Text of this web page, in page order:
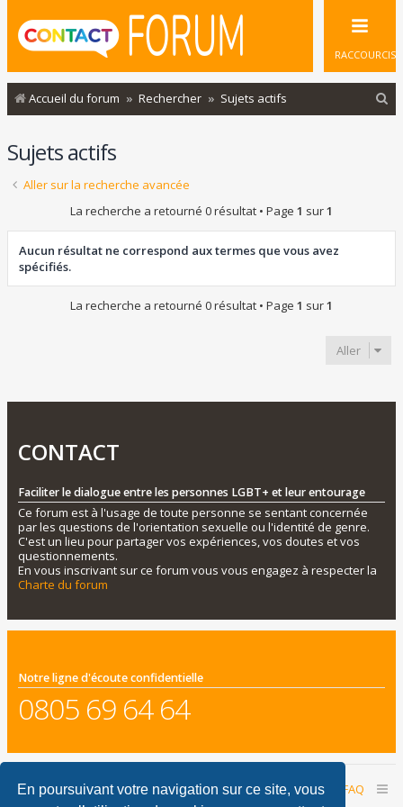
En poursuivant votre navigation sur ce site, vous
RACCOURCIS
Accueil du forum Rechercher Sujets actifs
Sujets actifs
Aller sur la recherche avancée
La recherche a retourné 0 résultat • Page 1 sur1
Aucun résultat ne correspond aux termes que vous avez
spécifiés.
La recherche a retourné 0 résultat • Page 1 sur1
Aller
CONTACT
Faciliter le dialogue entre les personnes LGBT+ et leur entourage
Ce forum est à l'usage de toute personne se sentant concernée
par les questions de l'orientation sexuelle ou l'identité de genre.
C'est un lieu pour partager vos expériences, vos doutes et vos
questionnements.
En vous inscrivant sur ce forum vous vous engagez à respecter la
Charte du forum
Notre ligne d'écoute confidentielle
0805 69 64 64
Accueil du forum FAQ
Nous contacter